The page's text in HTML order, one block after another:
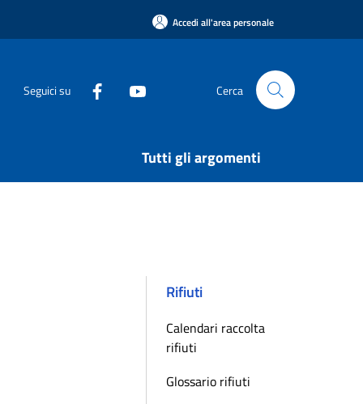
Accedi all'area personale
Seguici su Cerca
Tutti gli argomenti
Rifiuti
Calendari raccolta
rifiuti
Glossario rifiuti